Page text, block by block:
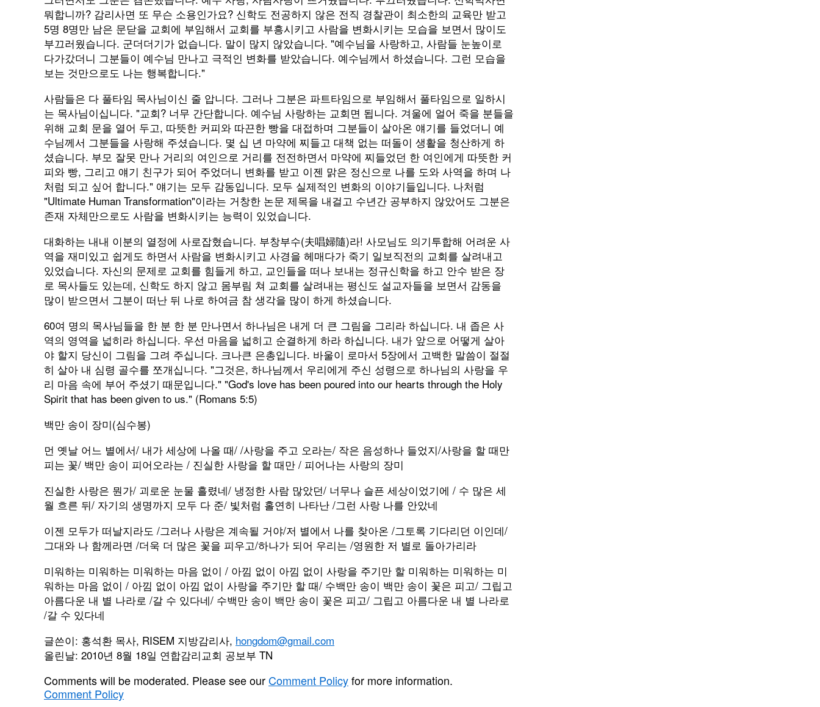
뭐합니까? 감리사면 또 무슨 소용인가요? 신학도 전공하지 않은 전직 경찰관이 최소한의 교육만 받고
5명 8명만 남은 문닫을 교회에 부임해서 교회를 부흥시키고 사람을 변화시키는 모습을 보면서 많이도
부끄러웠습니다. 군더더기가 없습니다. 말이 많지 않았습니다. "예수님을 사랑하고, 사람들 눈높이로
다가갔더니 그분들이 예수님 만나고 극적인 변화를 받았습니다. 예수님께서 하셨습니다. 그런 모습을
보는 것만으로도 나는 행복합니다."
사람들은 다 풀타임 목사님이신 줄 압니다. 그러나 그분은 파트타임으로 부임해서 풀타임으로 일하시
는 목사님이십니다. "교회? 너무 간단합니다. 예수님 사랑하는 교회면 됩니다. 겨울에 얼어 죽을 분들을
위해 교회 문을 열어 두고, 따뜻한 커피와 따끈한 빵을 대접하며 그분들이 살아온 얘기를 들었더니 예
수님께서 그분들을 사랑해 주셨습니다. 몇 십 년 마약에 찌들고 대책 없는 떠돌이 생활을 청산하게 하
셨습니다. 부모 잘못 만나 거리의 여인으로 거리를 전전하면서 마약에 찌들었던 한 여인에게 따뜻한 커
피와 빵, 그리고 얘기 친구가 되어 주었더니 변화를 받고 이젠 맑은 정신으로 나를 도와 사역을 하며 나
처럼 되고 싶어 합니다." 얘기는 모두 감동입니다. 모두 실제적인 변화의 이야기들입니다. 나처럼
"Ultimate Human Transformation"이라는 거창한 논문 제목을 내걸고 수년간 공부하지 않았어도 그분은
존재 자체만으로도 사람을 변화시키는 능력이 있었습니다.
대화하는 내내 이분의 열정에 사로잡혔습니다. 부창부수(夫唱婦隨)라! 사모님도 의기투합해 어려운 사
역을 재미있고 쉽게도 하면서 사람을 변화시키고 사경을 헤매다가 죽기 일보직전의 교회를 살려내고
있었습니다. 자신의 문제로 교회를 힘들게 하고, 교인들을 떠나 보내는 정규신학을 하고 안수 받은 장
로 목사들도 있는데, 신학도 하지 않고 몸부림 쳐 교회를 살려내는 평신도 설교자들을 보면서 감동을
많이 받으면서 그분이 떠난 뒤 나로 하여금 참 생각을 많이 하게 하셨습니다.
60여 명의 목사님들을 한 분 한 분 만나면서 하나님은 내게 더 큰 그림을 그리라 하십니다. 내 좁은 사
역의 영역을 넓히라 하십니다. 우선 마음을 넓히고 순결하게 하라 하십니다. 내가 앞으로 어떻게 살아
야 할지 당신이 그림을 그려 주십니다. 크나큰 은총입니다. 바울이 로마서 5장에서 고백한 말씀이 절절
히 살아 내 심령 골수를 쪼개십니다. "그것은, 하나님께서 우리에게 주신 성령으로 하나님의 사랑을 우
리 마음 속에 부어 주셨기 때문입니다." "God's love has been poured into our hearts through the Holy
Spirit that has been given to us." (Romans 5:5)
백만 송이 장미(심수봉)
먼 옛날 어느 별에서/ 내가 세상에 나올 때/ /사랑을 주고 오라는/ 작은 음성하나 들었지/사랑을 할 때만
피는 꽃/ 백만 송이 피어오라는 / 진실한 사랑을 할 때만 / 피어나는 사랑의 장미
진실한 사랑은 뭔가/ 괴로운 눈물 흘렸네/ 냉정한 사람 많았던/ 너무나 슬픈 세상이었기에 / 수 많은 세
월 흐른 뒤/ 자기의 생명까지 모두 다 준/ 빛처럼 홀연히 나타난 /그런 사랑 나를 안았네
이젠 모두가 떠날지라도 /그러나 사랑은 계속될 거야/저 별에서 나를 찾아온 /그토록 기다리던 이인데/
그대와 나 함께라면 /더욱 더 많은 꽃을 피우고/하나가 되어 우리는 /영원한 저 별로 돌아가리라
미워하는 미워하는 미워하는 마음 없이 / 아낌 없이 아낌 없이 사랑을 주기만 할 미워하는 미워하는 미
워하는 마음 없이 / 아낌 없이 아낌 없이 사랑을 주기만 할 때/ 수백만 송이 백만 송이 꽃은 피고/ 그립고
아름다운 내 별 나라로 /갈 수 있다네/ 수백만 송이 백만 송이 꽃은 피고/ 그립고 아름다운 내 별 나라로
/갈 수 있다네
글쓴이: 홍석환 목사, RISEM 지방감리사, hongdom@gmail.com
올린날: 2010년 8월 18일 연합감리교회 공보부 TN
Comments will be moderated. Please see ourComment Policyfor more information.
Comment Policy